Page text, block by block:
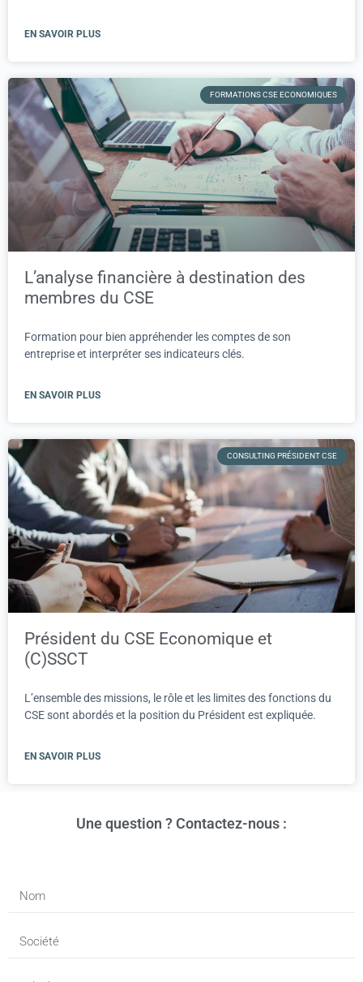
EN SAVOIR PLUS
FORMATIONS CSE ECONOMIQUES
L’analyse financière à destination des
membres du CSE
Formation pour bien appréhender les comptes de son
entreprise et interpréter ses indicateurs clés.
EN SAVOIR PLUS
CONSULTING PRÉSIDENT CSE
Président du CSE Economique et
(C)SSCT
L’ensemble des missions, le rôle et les limites des fonctions du
CSE sont abordés et la position du Président est expliquée.
EN SAVOIR PLUS
Une question ? Contactez-nous :